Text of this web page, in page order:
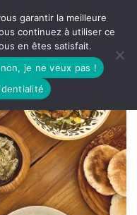
garantir la meilleure
continuez à utiliser ce
en êtes satisfait.
je ne veux pas !